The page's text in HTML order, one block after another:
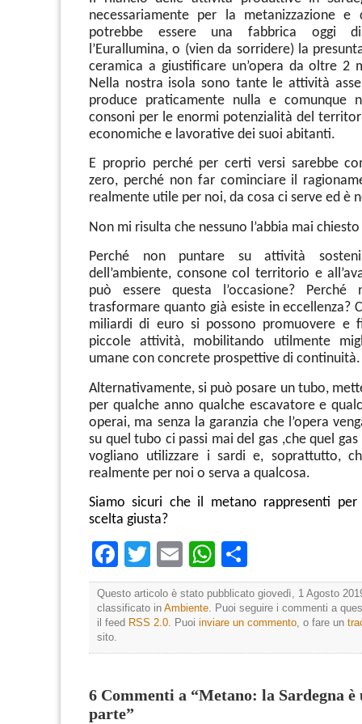
necessariamente per la metanizzazione e
potrebbe essere una fabbrica oggi
l’Eurallumina, o (vien da sorridere) la
ceramica a giustificare un’opera da oltre 2
Nella nostra isola sono tante le attività
produce praticamente nulla e comunque
consoni per le enormi potenzialità del
economiche e lavorative dei suoi abitanti.
E proprio perché per certi versi sarebbe
zero, perché non far cominciare il
realmente utile per noi, da cosa ci serve ed è
Non mi risulta che nessuno l’abbia mai
Perché non puntare su attività
dell’ambiente, consone col territorio e
può essere questa l’occasione?
trasformare quanto già esiste in eccellenza?
miliardi di euro si possono promuovere e
piccole attività, mobilitando utilmente
umane con concrete prospettive di continuità.
Alternativamente, si può posare un tubo,
per qualche anno qualche escavatore e
operai, ma senza la garanzia che l’opera
su quel tubo ci passi mai del gas ,che quel
vogliano utilizzare i sardi e, soprattutto,
realmente per noi o serva a qualcosa.
Siamo sicuri che il metano rappresenti per
scelta giusta?
Facebook
TwitterEmailWhatsApp
Questo articolo è stato pubblicato giovedì, 1 Agosto
classificato in Ambiente. Puoi seguire i commenti a
il feed RSS 2.0. Puoi inviare un commento, o fare un
sito.
6 Commenti a “Metano: la Sardegna è
parte”